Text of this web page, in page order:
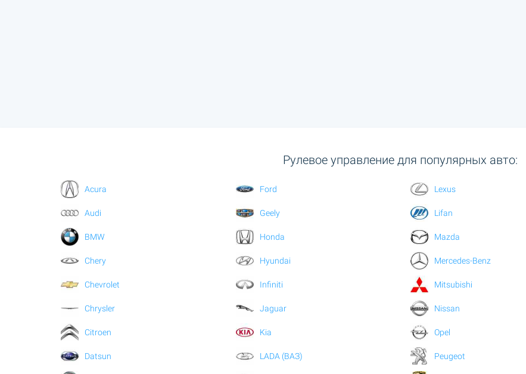
Рулевое управление для популярных авто:
Acura
Audi
BMW
Chery
Chevrolet
Chrysler
Citroen
Datsun
Ford
Geely
Honda
Hyundai
Infiniti
Jaguar
Kia
LADA (ВАЗ)
Lexus
Lifan
Mazda
Mercedes-Benz
Mitsubishi
Nissan
Opel
Peugeot